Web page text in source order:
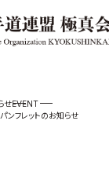
スケジュール
せEVENT
フレットのお知らせ